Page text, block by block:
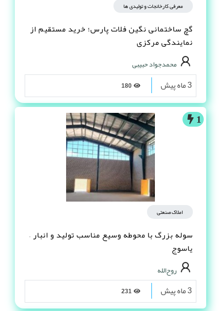
معرفی کارخانجات و تولیدی ها
گچ ساختمانی نگین فلات پارس؛ خرید مستقیم از
نمایندگی مرکزی
محمدجواد حبیبی
3 ماه پیش
1
املاک صنعتی
سوله بزرگ با محوطه وسیع مناسب تولید و انبار –
یاسوج
روح‌الله
3 ماه پیش